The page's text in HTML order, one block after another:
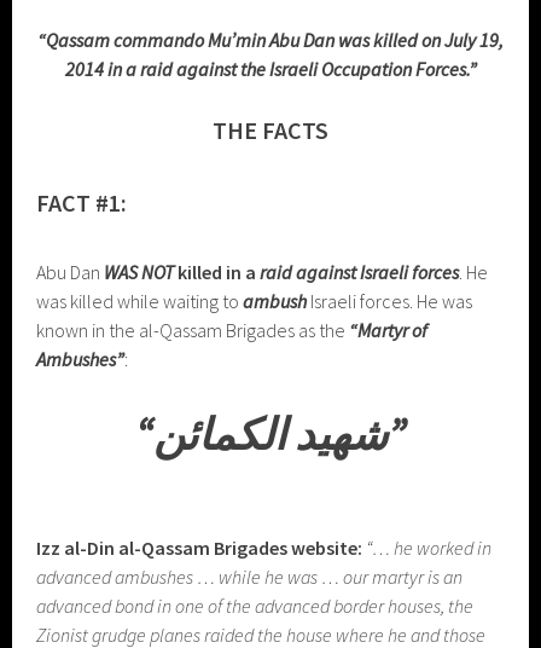
“Qassam commando Mu’min Abu Dan was killed on July 19,
2014 in a raid against the Israeli Occupation Forces.”
THE FACTS
FACT #1:
Abu Dan WAS NOTkilled in a raid against Israeli forces. He
was killed while waiting toambushIsraeli forces. He was
known in the al-Qassam Brigades as the “Martyr of
Ambushes”:
“شهيد الكمائن”
Izz al-Din al-Qassam Brigades website: “… he worked in
advanced ambushes … while he was … our martyr is an
advanced bond in one of the advanced border houses, the
Zionist grudge planes raided the house where he and those